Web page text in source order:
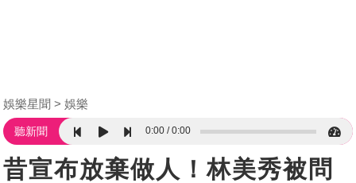
娛樂星聞 娛樂
聽新聞 0:00 0:00
昔宣布放棄做人！林美秀被問